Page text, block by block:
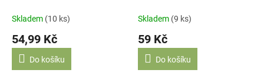
Skladem (10 ks)
54,99 Kč
Do košíku
Skladem (9 ks)
59 Kč
Do košíku